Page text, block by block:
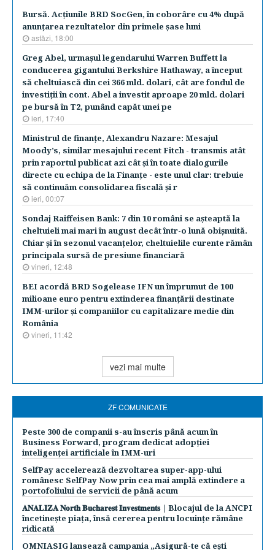
Bursă. Acţiunile BRD SocGen, în coborâre cu 4% după
anunţarea rezultatelor din primele şase luni
astăzi, 18:00
Greg Abel, urmaşul legendarului Warren Buffett la
conducerea gigantului Berkshire Hathaway, a început
să cheltuiască din cei 366 mld. dolari, cât are fondul de
investiţii în cont. Abel a investit aproape 20 mld. dolari
pe bursă în T2, punând capăt unei pe
ieri, 17:40
Ministrul de finanţe, Alexandru Nazare: Mesajul
Moody’s, similar mesajului recent Fitch - transmis atât
prin raportul publicat azi cât şi în toate dialogurile
directe cu echipa de la Finanţe - este unul clar: trebuie
să continuăm consolidarea fiscală şi r
ieri, 00:07
Sondaj Raiffeisen Bank: 7 din 10 români se aşteaptă la
cheltuieli mai mari în august decât într-o lună obişnuită.
Chiar şi în sezonul vacanţelor, cheltuielile curente rămân
principala sursă de presiune financiară
vineri, 12:48
BEI acordă BRD Sogelease IFN un împrumut de 100
milioane euro pentru extinderea finanţării destinate
IMM-urilor şi companiilor cu capitalizare medie din
România
vineri, 11:42
vezi mai multe
ZF COMUNICATE
Peste 300 de companii s-au înscris până acum în
Business Forward, program dedicat adopției
inteligenței artificiale în IMM-uri
SelfPay accelerează dezvoltarea super-app-ului
românesc SelfPay Now prin cea mai amplă extindere a
portofoliului de servicii de până acum
𝐀𝐍𝐀𝐋𝐈𝐙𝐀 𝐍𝐨𝐫𝐭𝐡 𝐁𝐮𝐜𝐡𝐚𝐫𝐞𝐬𝐭 𝐈𝐧𝐯𝐞𝐬𝐭𝐦𝐞𝐧𝐭𝐬 | Blocajul de la ANCPI
încetinește piața, însă cererea pentru locuințe rămâne
ridicată
OMNIASIG lansează campania „Asigură-te că ești